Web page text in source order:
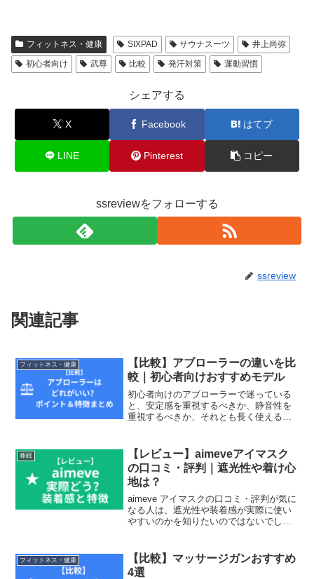
フィットネス・健康 SIXPAD サウナスーツ
井上尚弥
初心者向け
武尊 比較 発汗対策 運動習慣
シェアする
X Facebook はてブ
LINE Pinterest コピー
ssreviewをフォローする
ssreview
関連記事
フィットネス・健康
【比較】アブローラーの違いを比
較｜初心者向けおすすめモデル
初心者向けのアブローラーで迷っている
と、安定感を重視するべきか、静音性を
重視するべきか、それとも長く使える作
ーラーの本数、横幅、重さ、転がり方の
違いで使いやすさがかなり...
睡眠
【レビュー】aimeveアイマスク
の口コミ・評判｜遮光性や着け心
地は？
aimeve アイマスクの口コミ・評判が気に
なる人は、遮光性や装着感が実際に使い
やすいのかを知りたいのではないでしょ
いかも気になりやすい商品です。この記
事では、aime...
フィットネス・健康
【比較】マッサージガンおすすめ
4選